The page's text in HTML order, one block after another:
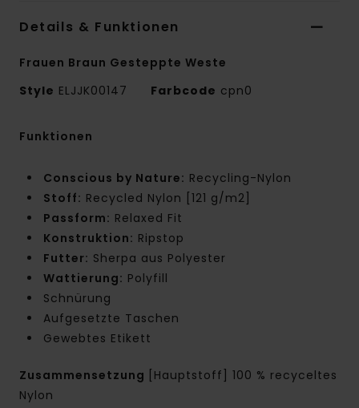
Details & Funktionen
Frauen Braun Gesteppte Weste
Style ELJJK00147 Farbcode cpn0
Funktionen
Conscious by Nature: Recycling-Nylon
Stoff: Recycled Nylon [121 g/m2]
Passform: Relaxed Fit
Konstruktion: Ripstop
Futter: Sherpa aus Polyester
Wattierung: Polyfill
Schnürung
Aufgesetzte Taschen
Gewebtes Etikett
Zusammensetzung
[Hauptstoff] 100 % recyceltes
Nylon